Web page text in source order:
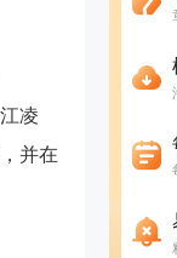
凌
并在